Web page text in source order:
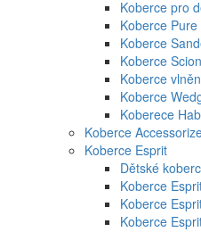
Koberce pro
Koberce
Koberce
Koberce Scion
Koberce
Koberce
Koberece
Koberce
Koberce Esprit
Dětské
Koberce
Koberce
Koberce